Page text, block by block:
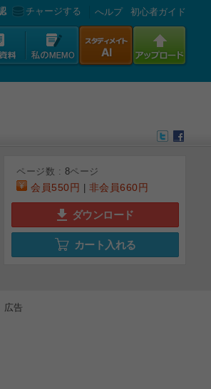
チャージする へルプ 初心者ガイド
ページ数 : 8ページ
会員550円 非会員660円
ダウンロード
カート入れる
広告